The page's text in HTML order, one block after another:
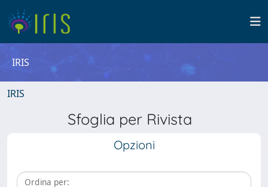
IRIS
IRIS
Sfoglia per Rivista
Opzioni
Ordina per: